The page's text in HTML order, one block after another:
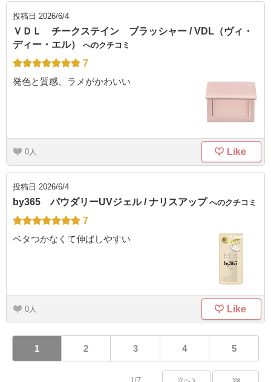
投稿日 2026/6/4
ＶＤＬ チークステイン ブラッシャー / VDL（ヴィ・
ディー・エル） へのクチコミ
7
発色と質感、ラメがかわいい
0 Like
投稿日 2026/6/4
by365 パウダリーUVジェル / ナリスアップ へのクチコミ
7
ベタつかなくて伸ばしやすい
0 Like
1 2 3 4 5
次へ